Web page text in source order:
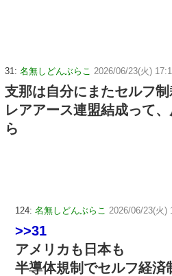
31: 名無しどんぶらこ 2026/06/23(火)
支那は自分にまたセルフ制
レアアース連盟結成って
ら
124: 名無しどんぶらこ 2026/06/23(火)
>>31
アメリカも日本も
半導体規制でセルフ経済